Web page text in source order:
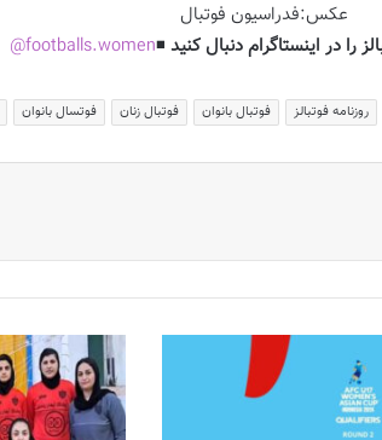
فوتبال
را در اینستاگرام دنبال کنید ◾️
footballs.women@
روزنامه فوتبالز فوتبال بانوان فوتبال زنان فوتسال بانوان